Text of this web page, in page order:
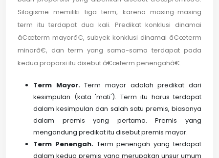
Silogisme memiliki tiga term, karena masing-masing
term itu terdapat dua kali. Predikat konklusi dinamai
â€œterm mayorâ€, subyek konklusi dinamai â€œterm
minorâ€, dan term yang sama-sama terdapat pada
kedua proporsi itu disebut â€œterm penengahâ€.
Term Mayor.Term mayor adalah predikat dari
kesimpulan (kata 'mati'). Term itu harus terdapat
dalam kesimpulan dan salah satu premis, biasanya
dalam premis yang pertama. Premis yang
mengandung predikat itu disebut premis mayor.
Term Penengah. Term penengah yang terdapat
dalam kedua premis yang merupakan unsur umum